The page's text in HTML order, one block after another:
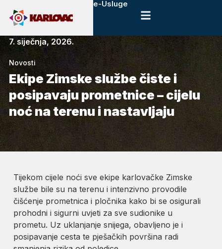
e-Usluge
7. siječnja, 2026.
Novosti
Ekipe Zimske službe čiste i
posipavaju prometnice – cijelu
noć na terenu i nastavljaju
Tijekom cijele noći sve ekipe karlovačke Zimske
službe bile su na terenu i intenzivno provodile
čišćenje prometnica i pločnika kako bi se osigurali
prohodni i sigurni uvjeti za sve sudionike u
prometu. Uz uklanjanje snijega, obavljeno je i
posipavanje cesta te pješačkih površina radi